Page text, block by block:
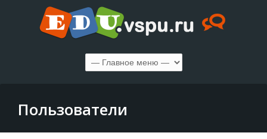
Пользователи